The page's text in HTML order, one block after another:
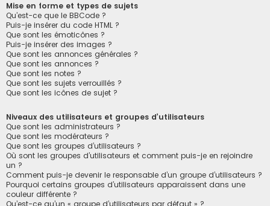
Mise en forme et types de sujets
Qu’est-ce que le BBCode ?
Puis-je insérer du code HTML ?
Que sont les émoticônes ?
Puis-je insérer des images ?
Que sont les annonces générales ?
Que sont les annonces ?
Que sont les notes ?
Que sont les sujets verrouillés ?
Que sont les icônes de sujet ?
Niveaux des utilisateurs et groupes d’utilisateurs
Que sont les administrateurs ?
Que sont les modérateurs ?
Que sont les groupes d’utilisateurs ?
Où sont les groupes d’utilisateurs et comment puis-je en rejoindre
un ?
Comment puis-je devenir le responsable d’un groupe d’utilisateurs ?
Pourquoi certains groupes d’utilisateurs apparaissent dans une
couleur différente ?